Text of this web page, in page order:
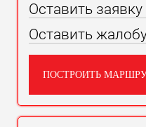
Оставить заявку
Оставить
ПОСТРОИТЬ